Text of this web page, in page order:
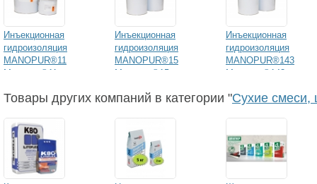
Инъекционная
гидроизоляция
MANOPUR®11
Манопур®11
Инъекционная
гидроизоляция
MANOPUR®15
Манопур®15
Инъекционная
гидроизоляция
MANOPUR®143
Манопур®143
Товары других компаний в категории "Сухие смеси,